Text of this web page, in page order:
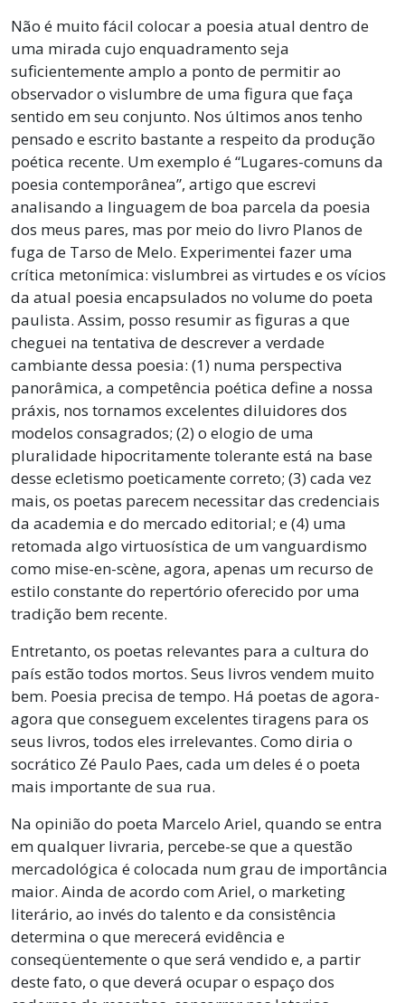
Não é muito fácil colocar a poesia atual dentro de
uma mirada cujo enquadramento seja
suficientemente amplo a ponto de permitir ao
observador o vislumbre de uma figura que faça
sentido em seu conjunto. Nos últimos anos tenho
pensado e escrito bastante a respeito da produção
poética recente. Um exemplo é “Lugares-comuns da
poesia contemporânea”, artigo que escrevi
analisando a linguagem de boa parcela da poesia
dos meus pares, mas por meio do livro Planos de
fuga de Tarso de Melo. Experimentei fazer uma
crítica metonímica: vislumbrei as virtudes e os vícios
da atual poesia encapsulados no volume do poeta
paulista. Assim, posso resumir as figuras a que
cheguei na tentativa de descrever a verdade
cambiante dessa poesia: (1) numa perspectiva
panorâmica, a competência poética define a nossa
práxis, nos tornamos excelentes diluidores dos
modelos consagrados; (2) o elogio de uma
pluralidade hipocritamente tolerante está na base
desse ecletismo poeticamente correto; (3) cada vez
mais, os poetas parecem necessitar das credenciais
da academia e do mercado editorial; e (4) uma
retomada algo virtuosística de um vanguardismo
como mise-en-scène, agora, apenas um recurso de
estilo constante do repertório oferecido por uma
tradição bem recente.
Entretanto, os poetas relevantes para a cultura do
país estão todos mortos. Seus livros vendem muito
bem. Poesia precisa de tempo. Há poetas de agora-
agora que conseguem excelentes tiragens para os
seus livros, todos eles irrelevantes. Como diria o
socrático Zé Paulo Paes, cada um deles é o poeta
mais importante de sua rua.
Na opinião do poeta Marcelo Ariel, quando se entra
em qualquer livraria, percebe-se que a questão
mercadológica é colocada num grau de importância
maior. Ainda de acordo com Ariel, o marketing
literário, ao invés do talento e da consistência
determina o que merecerá evidência e
conseqüentemente o que será vendido e, a partir
deste fato, o que deverá ocupar o espaço dos